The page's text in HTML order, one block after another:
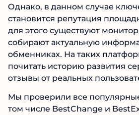
Однако, в данном случае
становится репутация
для этого существуют
собирают актуальную
обменниках. На таких
почитать историю развития
отзывы от реальных
Мы проверили все
том числе BestChange и